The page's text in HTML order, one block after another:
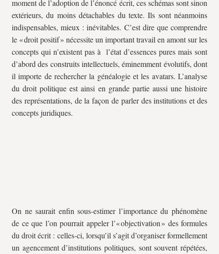
moment de l’adoption de l’énoncé écrit, ces schémas sont sinon
extérieurs, du moins détachables du texte. Ils sont néanmoins
indispensables, mieux : inévitables. C’est dire que comprendre
le « droit positif » nécessite un important travail en amont sur les
concepts qui n’existent pas à l’état d’essences pures mais sont
d’abord des construits intellectuels, éminemment évolutifs, dont
il importe de rechercher la généalogie et les avatars. L’analyse
du droit politique est ainsi en grande partie aussi une histoire
des représentations, de la façon de parler des institutions et des
concepts juridiques.
On ne saurait enfin sous-estimer l’importance du phénomène
de ce que l’on pourrait appeler l’« objectivation » des formules
du droit écrit : celles-ci, lorsqu’il s’agit d’organiser formellement
un agencement d’institutions politiques, sont souvent répétées,